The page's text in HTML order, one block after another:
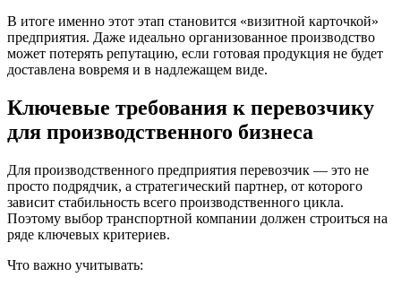
В итоге именно этот этап становится «визитной карточкой»
предприятия. Даже идеально организованное производство
может потерять репутацию, если готовая продукция не будет
доставлена вовремя и в надлежащем виде.
Ключевые требования к перевозчику
для производственного бизнеса
Для производственного предприятия перевозчик — это не
просто подрядчик, а стратегический партнер, от которого
зависит стабильность всего производственного цикла.
Поэтому выбор транспортной компании должен строиться на
ряде ключевых критериев.
Что важно учитывать: